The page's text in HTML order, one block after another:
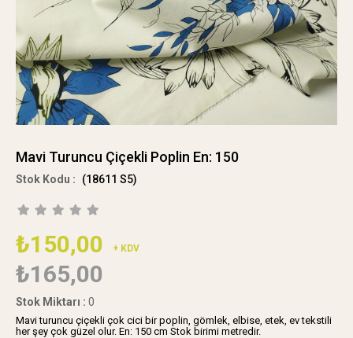
Mavi Turuncu Çiçekli Poplin En: 150
(18611 S5)
₺150,00 + KDV
₺165,00
Stok Miktarı : 0
Mavi turuncu çiçekli çok cici bir poplin, gömlek, elbise, etek, ev tekstili
her şey çok güzel olur. En: 150 cm Stok birimi metredir.